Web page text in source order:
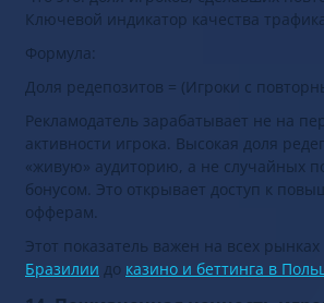
Что это: доля игроков, сделавших
Ключевой индикатор качества
Формула:
Доля редепозитов = (Игроки с
Рекламодатель зарабатывает не на
активности игрока. Высокая доля
«живую» аудиторию, а не случайных
бонусом. Это открывает доступ к
офферам.
Этот показатель важен на всех
Бразилии
до